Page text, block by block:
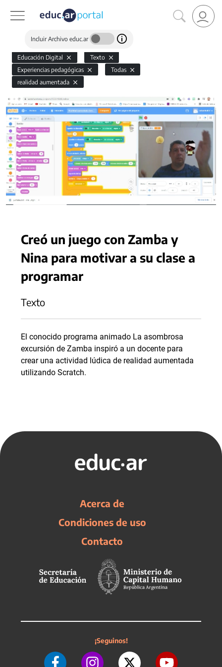
Incluir Archivo educ.ar
Educación Digital
Texto
Experiencias pedagógicas
Todas
realidad aumentada
Creó un juego con Zamba y
Nina para motivar a su clase a
programar
Texto
El conocido programa animado La asombrosa
excursión de Zamba inspiró a un docente para
crear una actividad lúdica de realidad aumentada
utilizando Scratch.
Acerca de
Condiciones de uso
Contacto
¡Seguinos!